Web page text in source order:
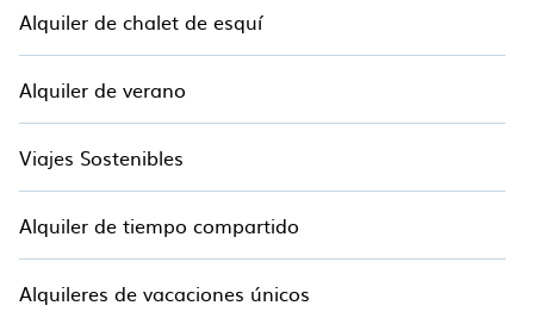
Alquiler de chalet de esquí
Alquiler de verano
Viajes Sostenibles
Alquiler de tiempo compartido
Alquileres de vacaciones únicos